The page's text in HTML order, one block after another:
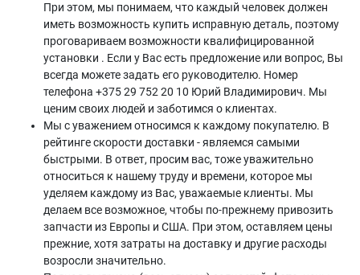
При этом, мы понимаем, что каждый человек должен
иметь возможность купить исправную деталь, поэтому
проговариваем возможности квалифицированной
установки . Если у Вас есть предложение или вопрос, Вы
всегда можете задать его руководителю. Номер
телефона +375 29 752 20 10 Юрий Владимирович. Мы
ценим своих людей и заботимся о клиентах.
Мы с уважением относимся к каждому покупателю. В
рейтинге скорости доставки - являемся самыми
быстрыми. В ответ, просим вас, тоже уважительно
относиться к нашему труду и времени, которое мы
уделяем каждому из Вас, уважаемые клиенты. Мы
делаем все возможное, чтобы по-прежнему привозить
запчасти из Европы и США. При этом, оставляем цены
прежние, хотя затраты на доставку и другие расходы
возросли значительно.